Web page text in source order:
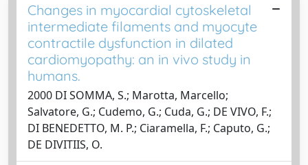
Changes in myocardial cytoskeletal
intermediate filaments and myocyte
contractile dysfunction in dilated
cardiomyopathy: an in vivo study in
humans.
2000 DI SOMMA, S.; Marotta, Marcello;
Salvatore, G.; Cudemo, G.; Cuda, G.; DE VIVO, F.;
DI BENEDETTO, M. P.; Ciaramella, F.; Caputo, G.;
DE DIVITIIS, O.